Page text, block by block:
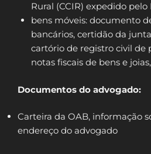
Rural (CCIR) expedido pelo
bens móveis: documento
bancários, certidão da
cartório de registro civil de
notas fiscais de bens e
Documentos do advogado:
Carteira da OAB, informação
endereço do advogado